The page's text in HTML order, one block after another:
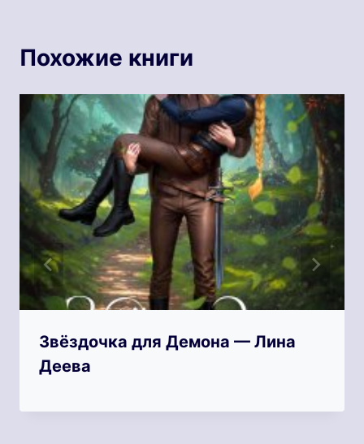
Похожие книги
Звёздочка для Демона — Лина
Деева